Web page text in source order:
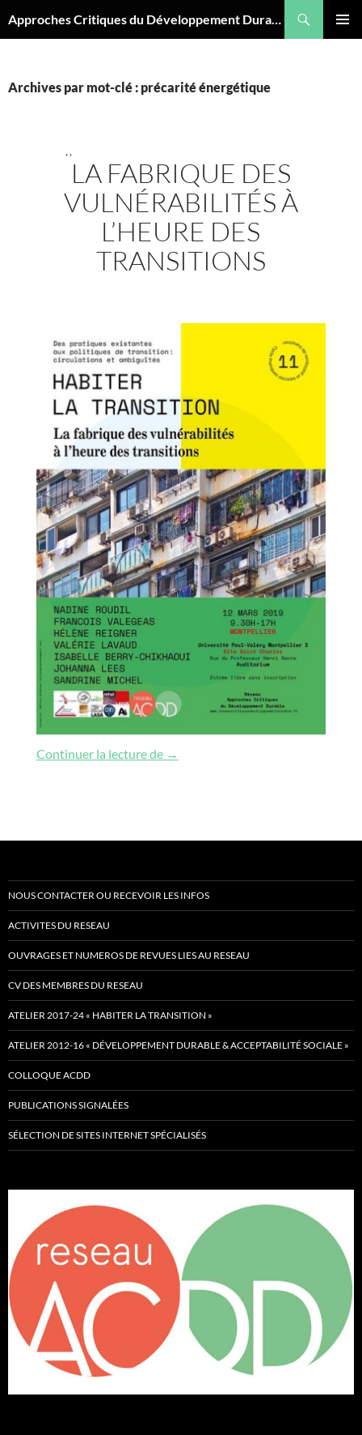
au
Approches Critiques du Développement Durable
Archives par mot-clé : précarité énergétique
,,
LA FABRIQUE DES
VULNÉRABILITÉS À
L’HEURE DES
TRANSITIONS
Continuer la lecture de La fabrique des vulnérabilités à
→
NOUS CONTACTER OU RECEVOIR LES INFOS
ACTIVITES DU RESEAU
OUVRAGES ET NUMEROS DE REVUES LIES AU RESEAU
CV DES MEMBRES DU RESEAU
ATELIER 2017-24 « HABITER LA TRANSITION »
ATELIER 2012-16 « DÉVELOPPEMENT DURABLE & ACCEPTABILITÉ SOCIALE »
COLLOQUE ACDD
PUBLICATIONS SIGNALÉES
SÉLECTION DE SITES INTERNET SPÉCIALISÉS